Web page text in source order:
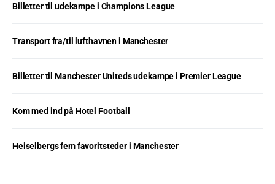
Billetter til udekampe i Champions League
Transport fra/til lufthavnen i Manchester
Billetter til Manchester Uniteds udekampe i Premier League
Kom med ind på Hotel Football
Heiselbergs fem favoritsteder i Manchester